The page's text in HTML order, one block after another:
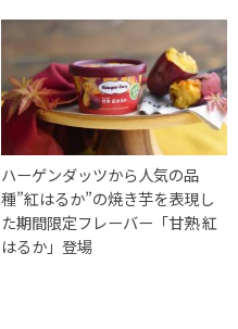
ハーゲンダッツから人気の品
種”紅はるか”の焼き芋を表現し
た期間限定フレーバー「甘熟 紅
はるか」登場